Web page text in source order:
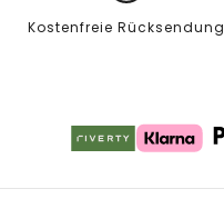
Kostenfreie Rücksendung